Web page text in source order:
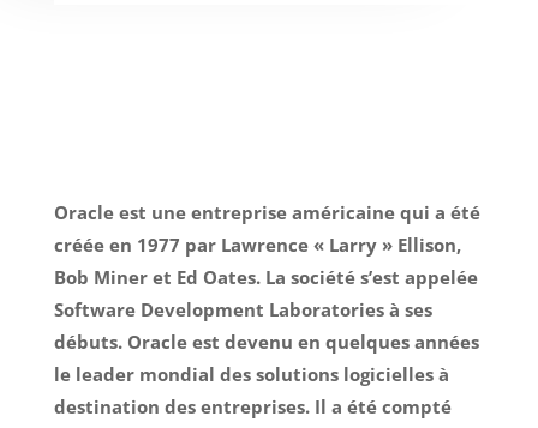
Oracle est une entreprise américaine qui a été
créée en 1977 par Lawrence « Larry » Ellison,
Bob Miner et Ed Oates. La société s’est appelée
Software Development Laboratories à ses
débuts. Oracle est devenu en quelques années
le leader mondial des solutions logicielles à
destination des entreprises. Il a été compté